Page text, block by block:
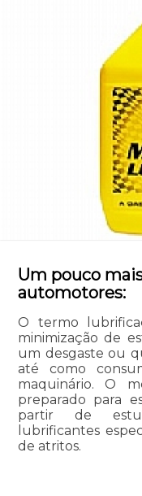
Um pouco
automotores:
O termo
minimização de
um desgaste ou
até como
maquinário. O
preparado para
partir de
lubrificantes
de atritos.